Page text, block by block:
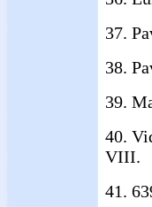
37.
38.
39.
40.
VIII.
41.